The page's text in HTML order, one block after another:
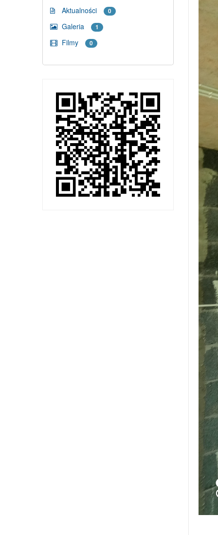
Aktualności 0
Galeria 1
Filmy 0